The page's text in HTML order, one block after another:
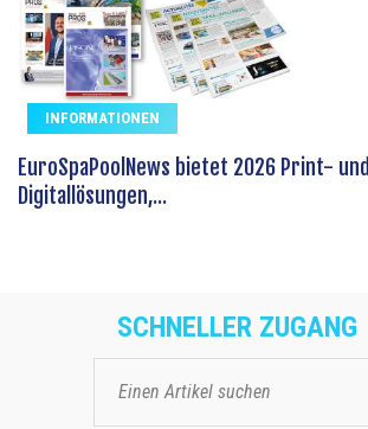
INFORMATIONEN
EuroSpaPoolNews bietet 2026 Print- und
Digitallösungen,...
SCHNELLER ZUGANG